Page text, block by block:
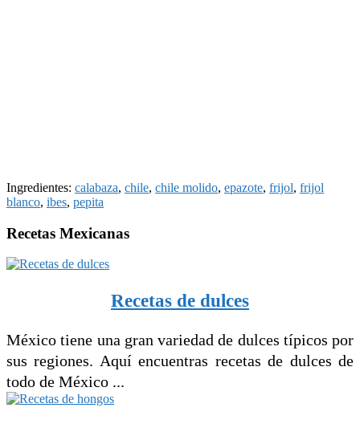
Ingredientes: calabaza, chile, chile molido, epazote, frijol, frijol
blanco, ibes, pepita
Recetas Mexicanas
Recetas de dulces
México tiene una gran variedad de dulces típicos por
sus regiones. Aquí encuentras recetas de dulces de
todo de México ...